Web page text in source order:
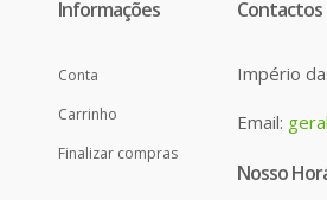
Informações
Conta
Carrinho
Finalizar compras
Contactos
Império
Email:
Nosso